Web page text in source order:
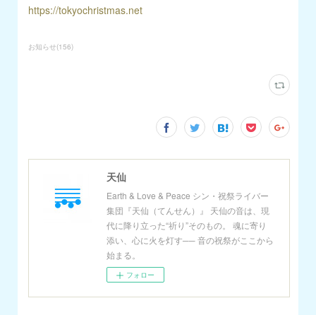
https://tokyochristmas.net
お知らせ(156)
天仙
Earth & Love & Peace シン・祝祭ライバー
集団『天仙（てんせん）』 天仙の音は、現
代に降り立った“祈り”そのもの。 魂に寄り
添い、心に火を灯す── 音の祝祭がここから
始まる。
フォロー